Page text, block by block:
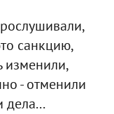
санкцию,
изменили,
- отменили
дела...